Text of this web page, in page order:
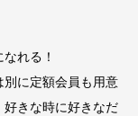
れる！
に定額会員も用意
好きな時に好きなだ